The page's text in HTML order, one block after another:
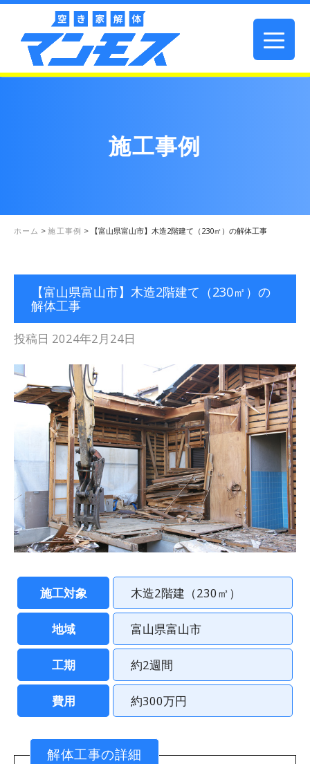
施工事例
ホーム >施工事例 > 【富山県富山市】木造2階建て（230㎡）の解体工事
【富山県富山市】木造2階建て（230㎡）の
解体工事
投稿日 2024年2月24日
施工対象 木造2階建（230㎡）
地域 富山県富山市
工期 約2週間
費用 約300万円
解体工事の詳細